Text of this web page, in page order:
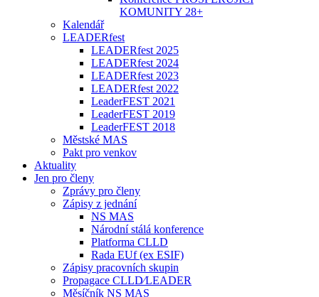
KOMUNITY 28+
Kalendář
LEADERfest
LEADERfest 2025
LEADERfest 2024
LEADERfest 2023
LEADERfest 2022
LeaderFEST 2021
LeaderFEST 2019
LeaderFEST 2018
Městské MAS
Pakt pro venkov
Aktuality
Jen pro členy
Zprávy pro členy
Zápisy z jednání
NS MAS
Národní stálá konference
Platforma CLLD
Rada EUf (ex ESIF)
Zápisy pracovních skupin
Propagace CLLD⁄LEADER
Měsíčník NS MAS